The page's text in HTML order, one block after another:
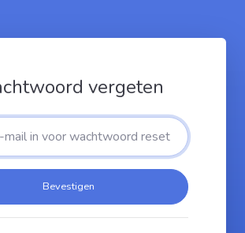
vergeten
Bevestigen